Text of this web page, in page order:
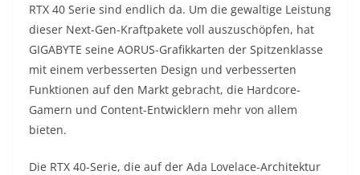
RTX 40 Serie sind endlich da. Um die gewaltige Leistung
dieser Next-Gen-Kraftpakete voll auszuschöpfen, hat
GIGABYTE seine AORUS-Grafikkarten der Spitzenklasse
mit einem verbesserten Design und verbesserten
Funktionen auf den Markt gebracht, die Hardcore-
Gamern und Content-Entwicklern mehr von allem
bieten.
Die RTX 40-Serie, die auf der Ada Lovelace-Architektur